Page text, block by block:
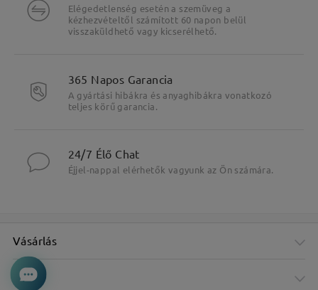
Elégedetlenség esetén a szemüveg a
kézhezvételtől számított 60 napon belül
visszaküldhető vagy kicserélhető.
365 Napos Garancia
A gyártási hibákra és anyaghibákra vonatkozó
teljes körű garancia.
24/7 Élő Chat
Éjjel-nappal elérhetők vagyunk az Ön számára.
Vásárlás
Cég